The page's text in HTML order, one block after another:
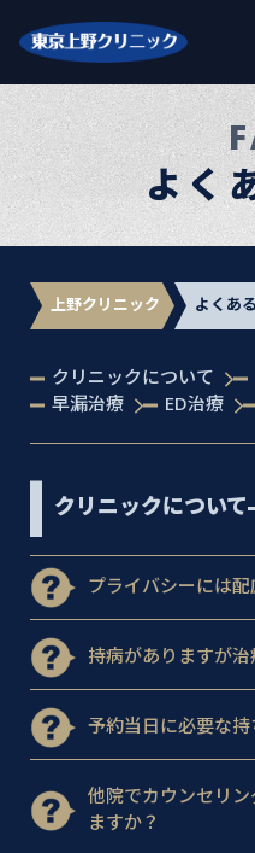
よく
上野クリニック よくあ
クリニックについて
早漏治療
ED治療
クリニックについて
プライバシーには
持病がありますが
予約当日に必要な
他院でカウンセリ
ますか？